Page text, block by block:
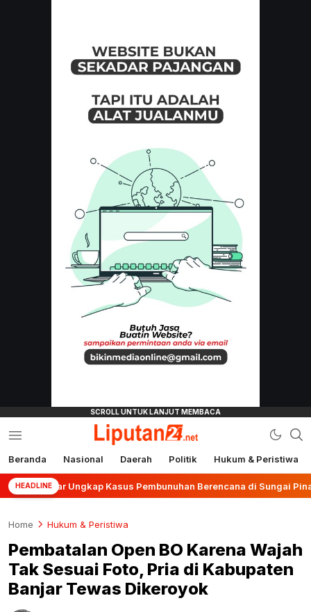
liputan24.net
Beranda Nasional Daerah Politik Hukum & Peristiwa
HEADLINE
Ungkap Kasus Pembunuhan Berencana di Sungai Pinang
Home Hukum & Peristiwa
Pembatalan Open BO Karena Wajah
Tak Sesuai Foto, Pria di Kabupaten
Banjar Tewas Dikeroyok